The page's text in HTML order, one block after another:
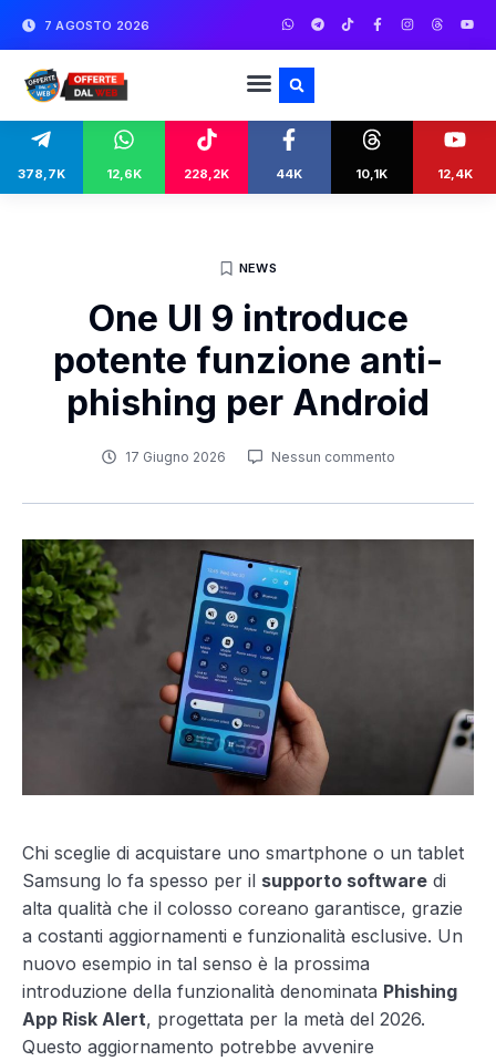
7 AGOSTO 2026
378,7K 12,6K 228,2K 44K 10,1K 12,4K
NEWS
One UI 9 introduce
potente funzione anti-
phishing per Android
17 Giugno 2026 Nessun commento
Chi sceglie di acquistare uno smartphone o un tablet
Samsung lo fa spesso per il supporto software di
alta qualità che il colosso coreano garantisce, grazie
a costanti aggiornamenti e funzionalità esclusive. Un
nuovo esempio in tal senso è la prossima
introduzione della funzionalità denominata Phishing
App Risk Alert, progettata per la metà del 2026.
Questo aggiornamento potrebbe avvenire